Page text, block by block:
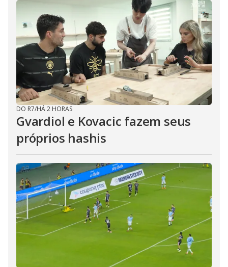
DO R7/HÁ 2 HORAS
Gvardiol e Kovacic fazem seus
próprios hashis